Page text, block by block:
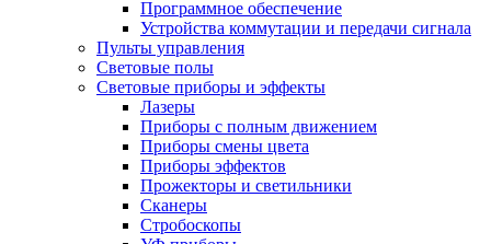
Программное обеспечение
Устройства коммутации и передачи сигнала
Пульты управления
Световые полы
Световые приборы и эффекты
Лазеры
Приборы с полным движением
Приборы смены цвета
Приборы эффектов
Прожекторы и светильники
Сканеры
Стробоскопы